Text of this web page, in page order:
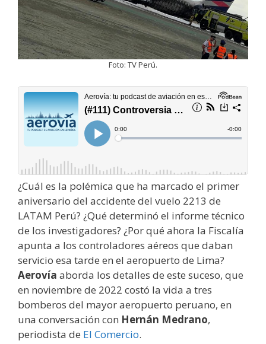
Foto: TV Perú.
¿Cuál es la polémica que ha marcado el primer
aniversario del accidente del vuelo 2213 de
LATAM Perú? ¿Qué determinó el informe técnico
de los investigadores? ¿Por qué ahora la Fiscalía
apunta a los controladores aéreos que daban
servicio esa tarde en el aeropuerto de Lima?
Aerovía aborda los detalles de este suceso, que
en noviembre de 2022 costó la vida a tres
bomberos del mayor aeropuerto peruano, en
una conversación con Hernán Medrano,
periodista de El Comercio.